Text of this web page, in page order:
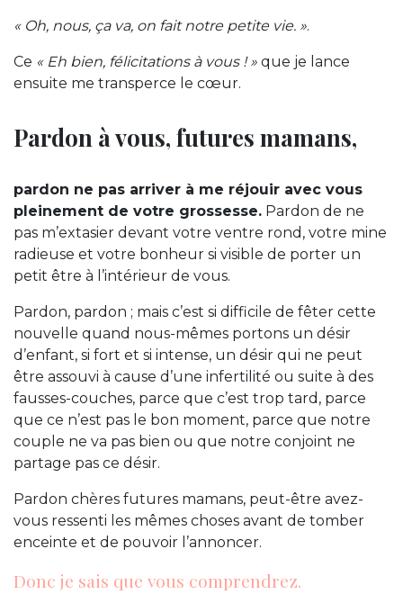
« Oh, nous, ça va, on fait notre petite vie. ».
Ce « Eh bien, félicitations à vous ! » que je lance
ensuite me transperce le cœur.
Pardon à vous, futures mamans,
pardon ne pas arriver à me réjouir avec vous
pleinement de votre grossesse. Pardon de ne
pas m’extasier devant votre ventre rond, votre mine
radieuse et votre bonheur si visible de porter un
petit être à l’intérieur de vous.
Pardon, pardon ; mais c’est si difficile de fêter cette
nouvelle quand nous-mêmes portons un désir
d’enfant, si fort et si intense, un désir qui ne peut
être assouvi à cause d’une infertilité ou suite à des
fausses-couches, parce que c’est trop tard, parce
que ce n’est pas le bon moment, parce que notre
couple ne va pas bien ou que notre conjoint ne
partage pas ce désir.
Pardon chères futures mamans, peut-être avez-
vous ressenti les mêmes choses avant de tomber
enceinte et de pouvoir l’annoncer.
Donc je sais que vous comprendrez.